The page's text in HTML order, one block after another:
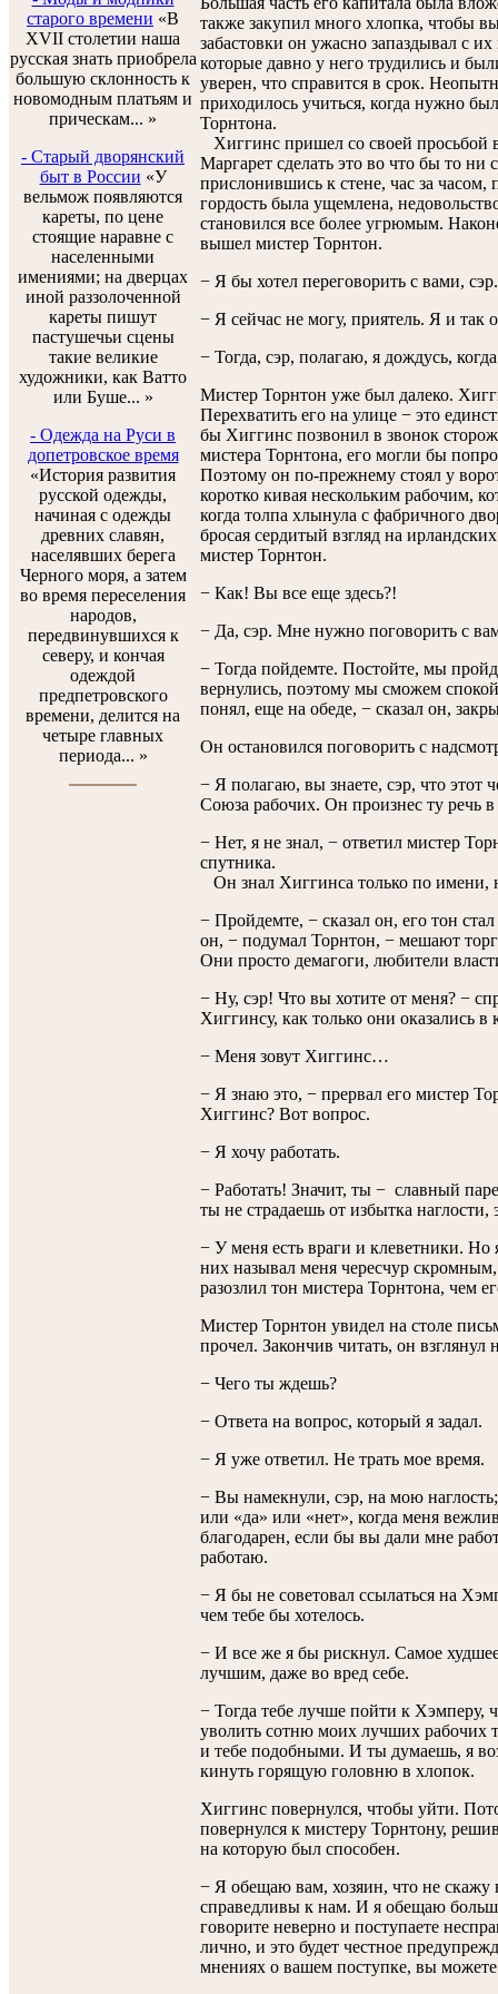
старого времени «В
XVII столетии наша
русская знать приобрела
большую склонность к
новомодным платьям и
прическам... »
- Старый дворянский
быт в России «У
вельмож появляются
кареты, по цене
стоящие наравне с
населенными
имениями; на дверцах
иной раззолоченной
кареты пишут
пастушечьи сцены
такие великие
художники, как Ватто
или Буше... »
- Одежда на Руси в
допетровское время
«История развития
русской одежды,
начиная с одежды
древних славян,
населявших берега
Черного моря, а затем
во время переселения
народов,
передвинувшихся к
северу, и кончая
одеждой
предпетровского
времени, делится на
четыре главных
периода... »
также закупил много хлопка, чтобы
забастовки он ужасно запаздывал с
которые давно у него трудились и
уверен, что справится в срок.
приходилось учиться, когда нужно
Торнтона.
Хиггинс пришел со своей просьбой
Маргарет сделать это во что бы то ни
прислонившись к стене, час за часом,
гордость была ущемлена,
становился все более угрюмым.
вышел мистер Торнтон.
− Я бы хотел переговорить с вами, сэр.
− Я сейчас не могу, приятель. Я и так
− Тогда, сэр, полагаю, я дождусь,
Мистер Торнтон уже был далеко.
Перехватить его на улице − это
бы Хиггинс позвонил в звонок
мистера Торнтона, его могли бы
Поэтому он по-прежнему стоял у
коротко кивая нескольким рабочим,
когда толпа хлынула с фабричного
бросая сердитый взгляд на
мистер Торнтон.
− Как! Вы все еще здесь?!
− Да, сэр. Мне нужно поговорить с
− Тогда пойдемте. Постойте, мы
вернулись, поэтому мы сможем
понял, еще на обеде, − сказал он,
Он остановился поговорить с
− Я полагаю, вы знаете, сэр, что этот
Союза рабочих. Он произнес ту речь
− Нет, я не знал, − ответил мистер
спутника.
Он знал Хиггинса только по имени,
− Пройдемте, − сказал он, его тон
он, − подумал Торнтон, − мешают
Они просто демагоги, любители
− Ну, сэр! Что вы хотите от меня? −
Хиггинсу, как только они оказались в
− Меня зовут Хиггинс…
− Я знаю это, − прервал его мистер
Хиггинс? Вот вопрос.
− Я хочу работать.
− Работать! Значит, ты − славный
ты не страдаешь от избытка наглости,
− У меня есть враги и клеветники.
них называл меня чересчур
разозлил тон мистера Торнтона, чем
Мистер Торнтон увидел на столе
прочел. Закончив читать, он
− Чего ты ждешь?
− Ответа на вопрос, который я задал.
− Я уже ответил. Не трать мое время.
− Вы намекнули, сэр, на мою
или «да» или «нет», когда меня
благодарен, если бы вы дали мне
работаю.
− Я бы не советовал ссылаться на
чем тебе бы хотелось.
− И все же я бы рискнул. Самое
лучшим, даже во вред себе.
− Тогда тебе лучше пойти к Хэмперу,
уволить сотню моих лучших рабочих
и тебе подобными. И ты думаешь, я
кинуть горящую головню в хлопок.
Хиггинс повернулся, чтобы уйти.
повернулся к мистеру Торнтону,
на которую был способен.
− Я обещаю вам, хозяин, что не скажу
справедливы к нам. И я обещаю
говорите неверно и поступаете
лично, и это будет честное
мнениях о вашем поступке, вы можете